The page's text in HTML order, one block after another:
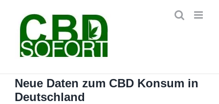
springen
Neue Daten zum CBD Konsum in
Deutschland